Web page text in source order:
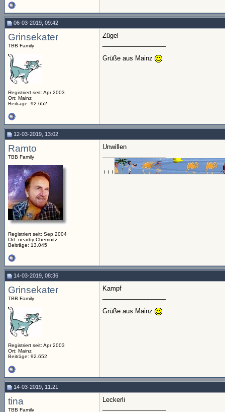
06-03-2019, 09:42
Grinsekater
TBB Family
Registriert seit: Apr 2003
Ort: Mainz
Beiträge: 92.652
Zügel
Grüße aus Mainz
12-03-2019, 13:02
Ramto
TBB Family
Registriert seit: Sep 2004
Ort: nearby Chemnitz
Beiträge: 13.045
Unwillen
+++
14-03-2019, 08:36
Grinsekater
TBB Family
Registriert seit: Apr 2003
Ort: Mainz
Beiträge: 92.652
Kampf
Grüße aus Mainz
14-03-2019, 11:21
tina
TBB Family
Leckerli